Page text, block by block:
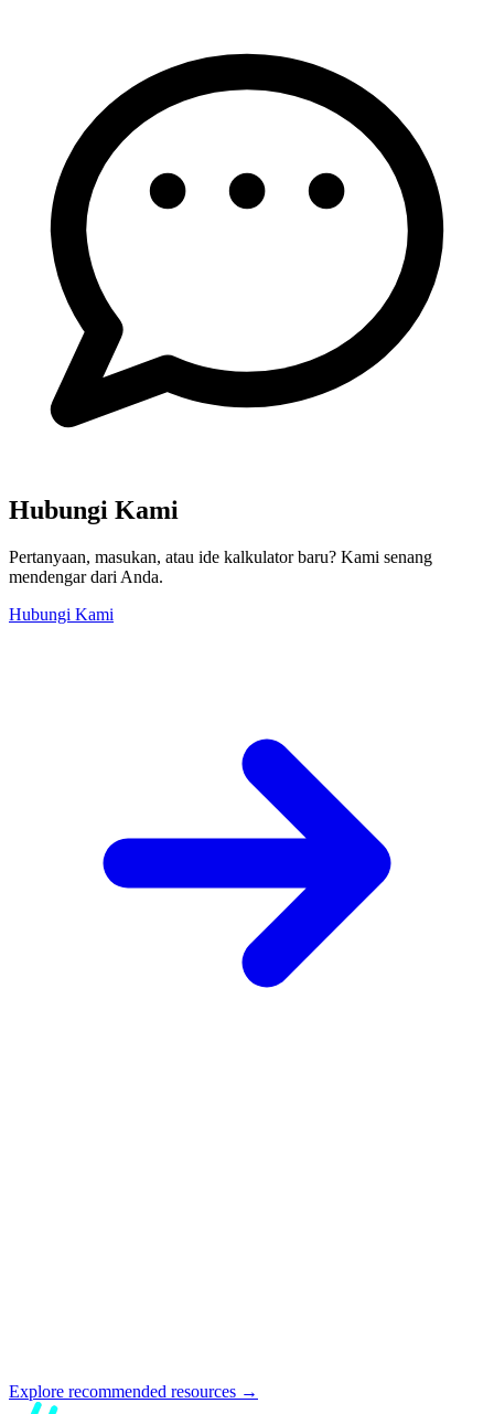
Hubungi Kami
Pertanyaan, masukan, atau ide kalkulator baru? Kami senang
mendengar dari Anda.
Hubungi Kami
Explore recommended resources →